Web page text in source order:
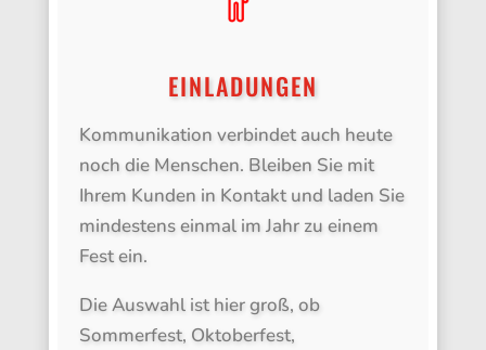
EINLADUNGEN
Kommunikation verbindet auch heute
noch die Menschen. Bleiben Sie mit
Ihrem Kunden in Kontakt und laden Sie
mindestens einmal im Jahr zu einem
Fest ein.
Die Auswahl ist hier groß, ob
Sommerfest, Oktoberfest,